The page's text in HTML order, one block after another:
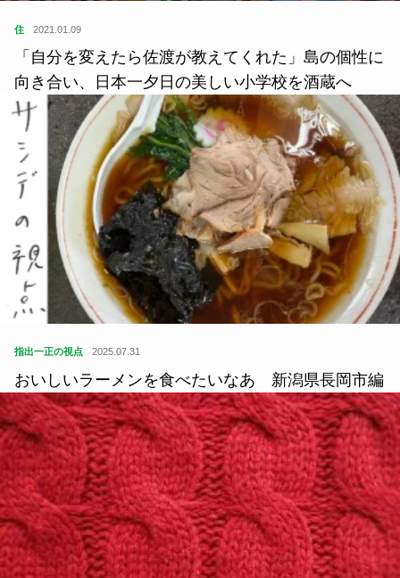
住 2021.01.09
「自分を変えたら佐渡が教えてくれた」島の個性に
向き合い、日本一夕日の美しい小学校を酒蔵へ
指出一正の視点 2025.07.31
おいしいラーメンを食べたいなあ 新潟県長岡市編